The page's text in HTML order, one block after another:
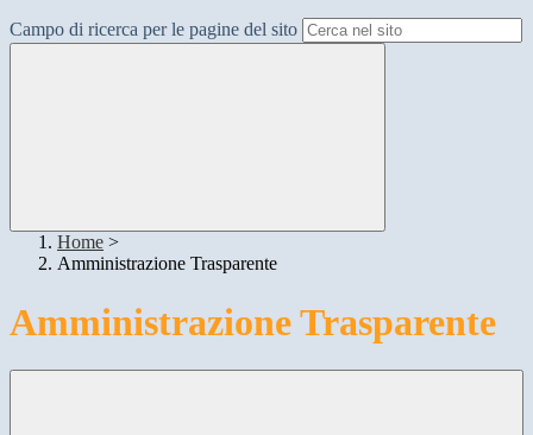
Campo di ricerca per le pagine del sito
Home >
Amministrazione Trasparente
Amministrazione Trasparente